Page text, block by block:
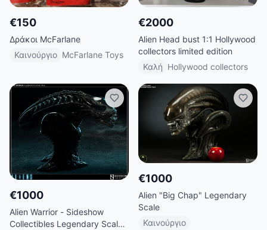
€150
Δράκοι McFarlane
Καινούργιο McFarlane Toys
€2000
Alien Head bust 1:1 Hollywood
collectors limited edition
Καλή Hollywood collectors
€1000
Alien Warrior - Sideshow
Collectibles Legendary Scale
€1000
Alien "Big Chap" Legendary
Scale
Καινούργιο